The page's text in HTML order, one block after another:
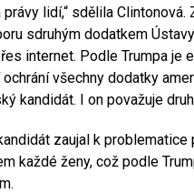
lidí,“ sdělila
sdruhým dodatkem
internet. Podle Trumpa je
všechny dodatky
kandidát. I on považuje
zaujal k
každé ženy, což podle